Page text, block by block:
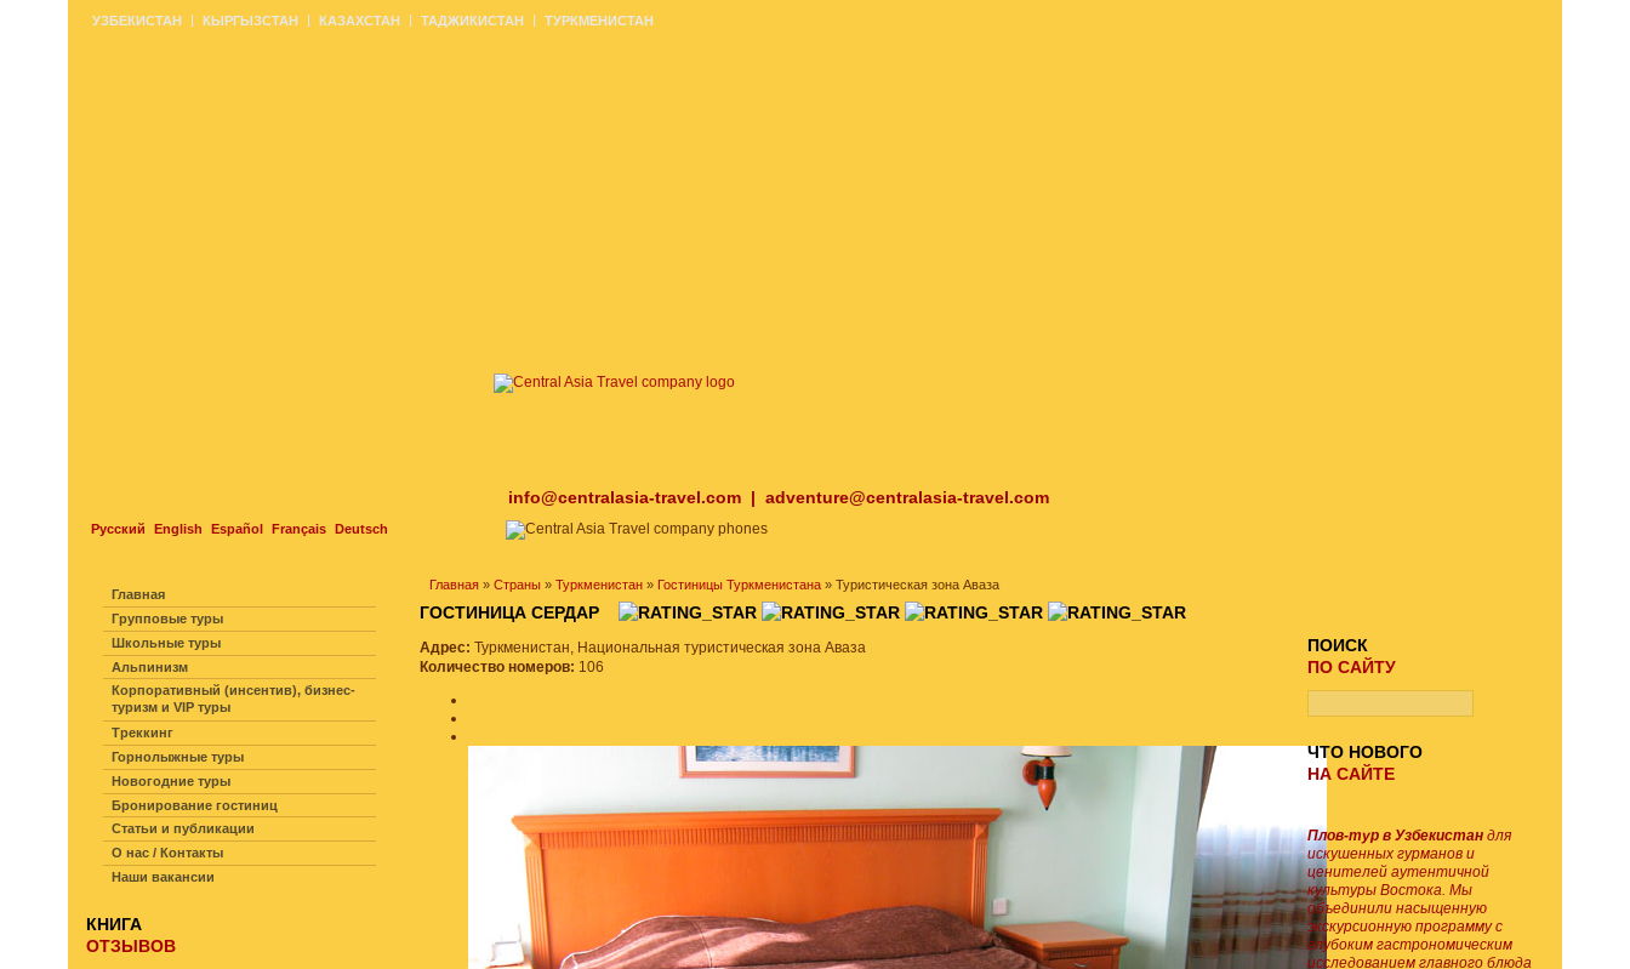
info@centralasia-travel.com | adventure@centralasia-travel.com
Русский English Español Français Deutsch
УЗБЕКИСТАН КЫРГЫЗСТАН КАЗАХСТАН ТАДЖИКИСТАН ТУРКМЕНИСТАН
Главная » Страны » Туркменистан » Гостиницы Туркменистана » Туристическая зона Аваза
ГОСТИНИЦА СЕРДАР
Адрес: Туркменистан, Национальная туристическая зона Аваза
Количество номеров: 106
Главная
Групповые туры
Школьные туры
Альпинизм
Корпоративный (инсентив), бизнес-
туризм и VIP туры
Треккинг
Горнолыжные туры
Новогодние туры
Бронирование гостиниц
Статьи и публикации
О нас / Контакты
Наши вакансии
КНИГА
ОТЗЫВОВ
ПОИСК
ПО САЙТУ
ЧТО НОВОГО
НА САЙТЕ
Плов-тур в Узбекистан для
искушенных гурманов и
ценителей аутентичной
культуры Востока. Мы
объединили насыщенную
экскурсионную программу с
глубоким гастрономическим
исследованием главного блюда